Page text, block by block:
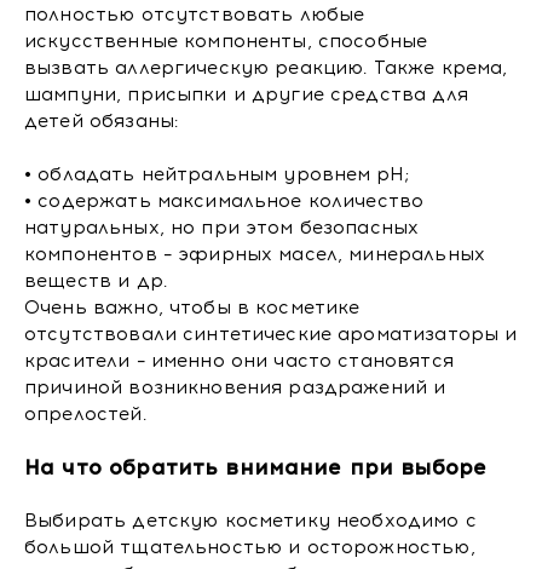
полностью отсутствовать любые
искусственные компоненты, способные
вызвать аллергическую реакцию. Также крема,
шампуни, присыпки и другие средства для
детей обязаны:
• обладать нейтральным уровнем pH;
• содержать максимальное количество
натуральных, но при этом безопасных
компонентов – эфирных масел, минеральных
веществ и др.
Очень важно, чтобы в косметике
отсутствовали синтетические ароматизаторы и
красители – именно они часто становятся
причиной возникновения раздражений и
опрелостей.
На что обратить внимание при выборе
Выбирать детскую косметику необходимо с
большой тщательностью и осторожностью,